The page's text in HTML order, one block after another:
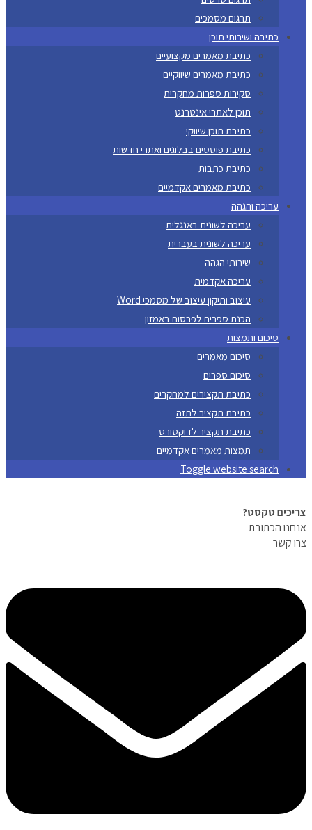
תרגום מסמכים
כתיבה ושירותי תוכן
כתיבת מאמרים מקצועיים
כתיבת מאמרים שיווקיים
סקירות ספרות מחקרית
תוכן לאתרי אינטרנט
כתיבת תוכן שיווקי
כתיבת פוסטים בבלוגים ואתרי חדשות
כתיבת כתבות
כתיבת מאמרים אקדמיים
עריכה והגהה
עריכה לשונית באנגלית
עריכה לשונית בעברית
שירותי הגהה
עריכה אקדמית
עיצוב ותיקון עיצוב של מסמכי Word
הכנת ספרים לפרסום באמזון
סיכום ותמצות
סיכום מאמרים
סיכום ספרים
כתיבת תקצירים למחקרים
כתיבת תקציר לתזה
כתיבת תקציר לדוקטורט
תמצות מאמרים אקדמיים
Toggle website search
צריכים טקסט?
אנחנו הכתובת
צרו קשר